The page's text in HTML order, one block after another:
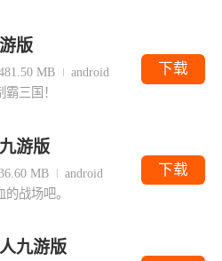
版
MB
android
三国！
下载
游版
MB
android
战场吧。
下载
九游版